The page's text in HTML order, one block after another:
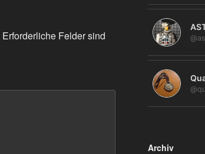
Erforderliche Felder sind
Archiv